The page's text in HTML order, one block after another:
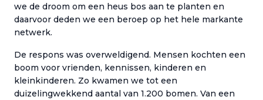
we de droom om een heus bos aan te planten en
daarvoor deden we een beroep op het hele markante
netwerk.
De respons was overweldigend. Mensen kochten een
boom voor vrienden, kennissen, kinderen en
kleinkinderen. Zo kwamen we tot een
duizelingwekkend aantal van 1.200 bomen. Van een